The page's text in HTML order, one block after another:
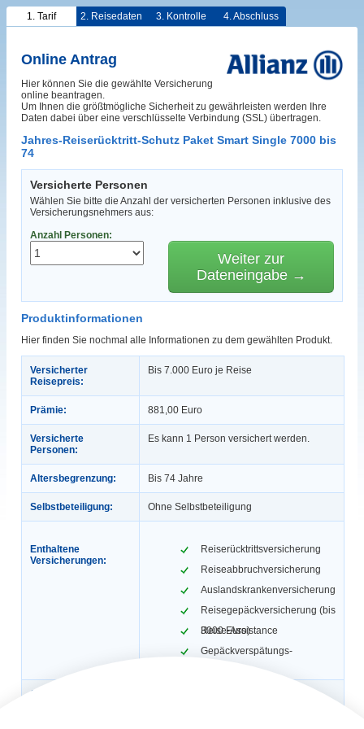
1. Tarif 2. Reisedaten 3. Kontrolle 4. Abschluss
Online Antrag
Hier können Sie die gewählte Versicherung
online beantragen.
Um Ihnen die größtmögliche Sicherheit zu gewährleisten werden Ihre
Daten dabei über eine verschlüsselte Verbindung (SSL) übertragen.
Jahres-Reiserücktritt-Schutz Paket Smart Single 7000 bis
74
Versicherte Personen
Wählen Sie bitte die Anzahl der versicherten Personen inklusive des
Versicherungsnehmers aus:
Anzahl Personen:
Weiter zur
Dateneingabe →
Produktinformationen
Hier finden Sie nochmal alle Informationen zu dem gewählten Produkt.
Versicherter
Reisepreis:
Bis 7.000 Euro je Reise
Prämie: 881,00 Euro
Versicherte
Personen:
Es kann 1 Person versichert werden.
Altersbegrenzung: Bis 74 Jahre
Selbstbeteiligung: Ohne Selbstbeteiligung
Enthaltene
Versicherungen:
Reiserücktrittsversicherung
Reiseabbruchversicherung
Auslandskrankenversicherung
Reisegepäckversicherung (bis
3000 Euro)
Reise-Assistance
Gepäckverspätungs-
Gültigkeit: